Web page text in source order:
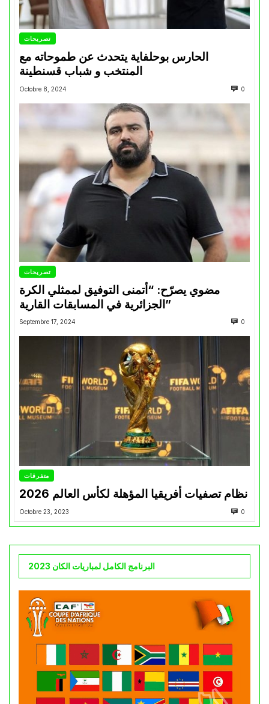
تصريحات
الحارس بوحلفاية يتحدث عن طموحاته مع
المنتخب و شباب قسنطينة
Octobre 8, 2024 0
تصريحات
مضوي يصرّح: “أتمنى التوفيق لممثلي الكرة
الجزائرية في المسابقات القارية”
Septembre 17, 2024 0
متفرقات
نظام تصفيات أفريقيا المؤهلة لكأس العالم 2026
Octobre 23, 2023 0
البرنامج الكامل لمباريات الكان 2023